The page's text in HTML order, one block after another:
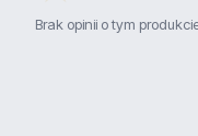
Brak opinii o tym